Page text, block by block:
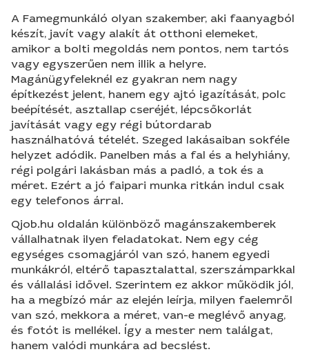
A Famegmunkáló olyan szakember, aki faanyagból
készít, javít vagy alakít át otthoni elemeket,
amikor a bolti megoldás nem pontos, nem tartós
vagy egyszerűen nem illik a helyre.
Magánügyfeleknél ez gyakran nem nagy
építkezést jelent, hanem egy ajtó igazítását, polc
beépítését, asztallap cseréjét, lépcsőkorlát
javítását vagy egy régi bútordarab
használhatóvá tételét. Szeged lakásaiban sokféle
helyzet adódik. Panelben más a fal és a helyhiány,
régi polgári lakásban más a padló, a tok és a
méret. Ezért a jó faipari munka ritkán indul csak
egy telefonos árral.
Qjob.hu oldalán különböző magánszakemberek
vállalhatnak ilyen feladatokat. Nem egy cég
egységes csomagjáról van szó, hanem egyedi
munkákról, eltérő tapasztalattal, szerszámparkkal
és vállalási idővel. Szerintem ez akkor működik jól,
ha a megbízó már az elején leírja, milyen faelemről
van szó, mekkora a méret, van-e meglévő anyag,
és fotót is mellékel. Így a mester nem találgat,
hanem valódi munkára ad becslést.